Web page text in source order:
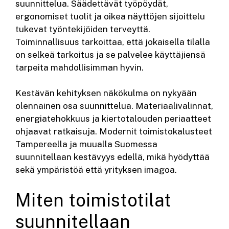
suunnittelua. Säädettävät työpöydät,
ergonomiset tuolit ja oikea näyttöjen sijoittelu
tukevat työntekijöiden terveyttä.
Toiminnallisuus tarkoittaa, että jokaisella tilalla
on selkeä tarkoitus ja se palvelee käyttäjiensä
tarpeita mahdollisimman hyvin.
Kestävän kehityksen näkökulma on nykyään
olennainen osa suunnittelua. Materiaalivalinnat,
energiatehokkuus ja kiertotalouden periaatteet
ohjaavat ratkaisuja. Modernit toimistokalusteet
Tampereella ja muualla Suomessa
suunnitellaan kestävyys edellä, mikä hyödyttää
sekä ympäristöä että yrityksen imagoa.
Miten toimistotilat
suunnitellaan